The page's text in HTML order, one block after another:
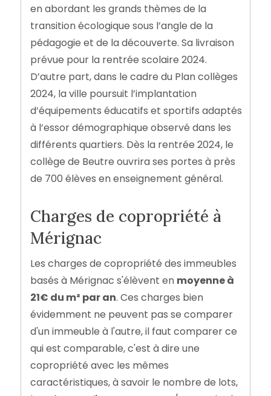
en abordant les grands thèmes de la
transition écologique sous l’angle de la
pédagogie et de la découverte. Sa livraison
prévue pour la rentrée scolaire 2024.
D’autre part, dans le cadre du Plan collèges
2024, la ville poursuit l’implantation
d’équipements éducatifs et sportifs adaptés
à l’essor démographique observé dans les
différents quartiers. Dès la rentrée 2024, le
collège de Beutre ouvrira ses portes à près
de 700 élèves en enseignement général.
Charges de copropriété à
Mérignac
Les charges de copropriété des immeubles
basés à Mérignac s'élèvent en moyenne à
21€ du m² par an. Ces charges bien
évidemment ne peuvent pas se comparer
d'un immeuble à l'autre, il faut comparer ce
qui est comparable, c'est à dire une
copropriété avec les mêmes
caractéristiques, à savoir le nombre de lots,